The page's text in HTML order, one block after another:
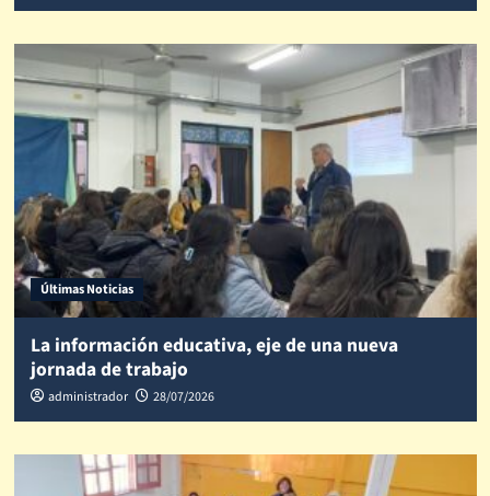
Últimas Noticias
La información educativa, eje de una nueva
jornada de trabajo
administrador 28/07/2026